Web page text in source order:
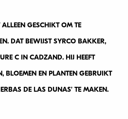
GESCHIKT OM TE
DAT BEWIJST SYRCO BAKKER,
C IN CADZAND. HIJ HEEFT
BLOEMEN EN PLANTEN GEBRUIKT
DE LAS DUNAS’ TE MAKEN.